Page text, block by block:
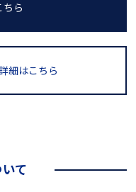
ちら
細はこちら
て